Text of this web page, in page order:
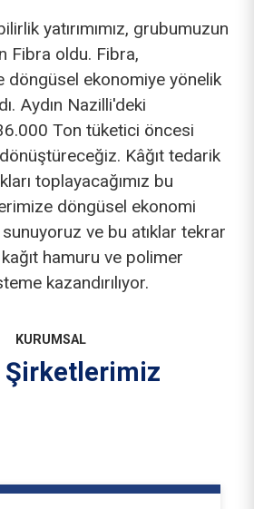
yatırımımız, grubumuzun
Fibra oldu. Fibra,
döngüsel ekonomiye yönelik
Aydın Nazilli'deki
Ton tüketici öncesi
Kâğıt tedarik
toplayacağımız bu
döngüsel ekonomi
ve bu atıklar tekrar
hamuru ve polimer
kazandırılıyor.
KURUMSAL
Şirketlerimiz